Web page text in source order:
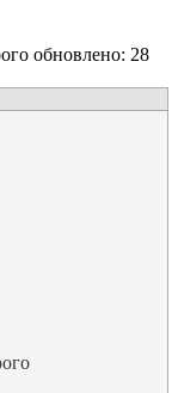
обновлено: 28